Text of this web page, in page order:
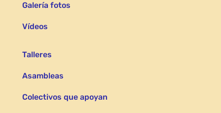
Galería fotos
Vídeos
Talleres
Asambleas
Colectivos que apoyan